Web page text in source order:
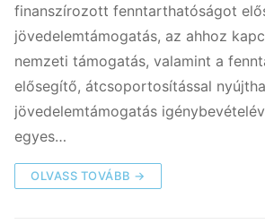
finanszírozott fenntarthatóságot
jövedelemtámogatás, az ahhoz
nemzeti támogatás, valamint a
elősegítő, átcsoportosítással
jövedelemtámogatás
egyes…
OLVASS TOVÁBB →